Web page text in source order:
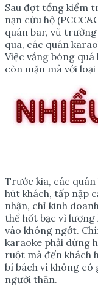
Sau đợt tổng kiểm
nạn cứu hộ
quán bar, vũ
qua, các quán
Việc vắng bóng
còn mặn mà với
Trước kia, các
hút khách, tấp nập
nhận, chỉ kinh
thể hốt bạc vì
vào không ngớt.
karaoke phải dừng
ruột mà đến khách
bí bách vì không có
người thân.